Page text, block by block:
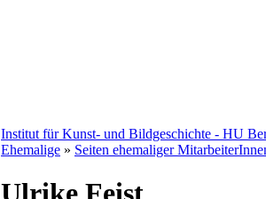
Institut für Kunst- und Bildgeschichte - HU
Ehemalige » Seiten ehemaliger